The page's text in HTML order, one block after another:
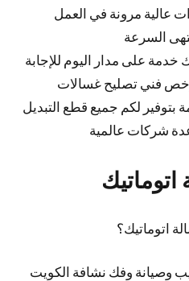
عالية مرونة في العمل
السرعة
خدمة على مدار اليوم للإجابة
فني تصليح غسالات
بتوفير لكم جميع قطع التبديل
شركات عالمية
اتوماتيك؟
وصيانة وفك نشافة الكويت